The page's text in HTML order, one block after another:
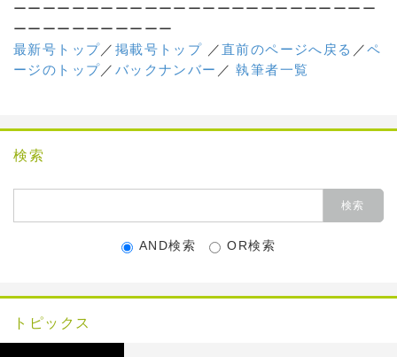
ーーーーーーーーーーーーーーーーーーーーーーーーー
ーーーーーーーーーーー
最新号トップ／ 掲載号トップ ／直前のページへ戻る ／ペ
ージのトップ／ バックナンバー ／執筆者一覧
検索
AND検索 OR検索
トピックス